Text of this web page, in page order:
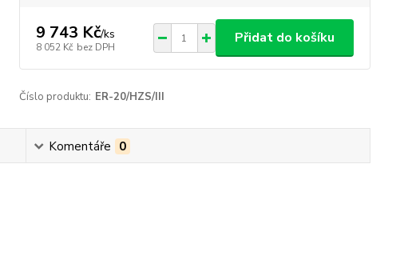
9 743 Kč/ks
8 052 Kč bez DPH
Přidat do košíku
Číslo produktu: ER-20/HZS/III
Komentáře 0